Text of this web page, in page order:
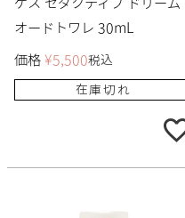
オードトワレ 30mL
価格 ¥5,500税込
在庫切れ